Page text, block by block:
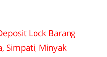
Lock Barang
Simpati, Minyak